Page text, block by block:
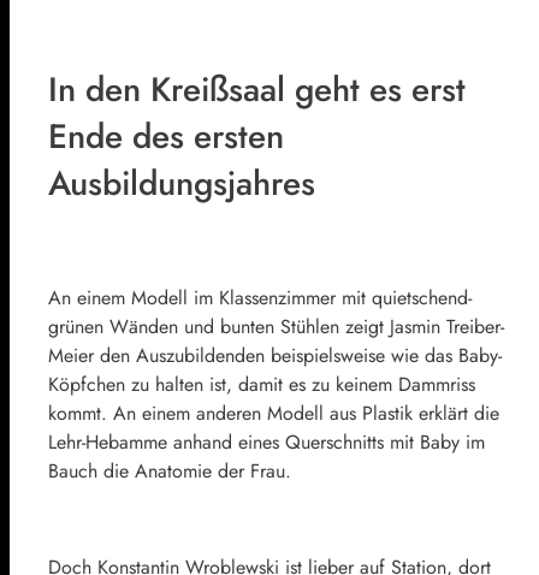
In den Kreißsaal geht es erst
Ende des ersten
Ausbildungsjahres
An einem Modell im Klassenzimmer mit quietschend-
grünen Wänden und bunten Stühlen zeigt Jasmin Treiber-
Meier den Auszubildenden beispielsweise wie das Baby-
Köpfchen zu halten ist, damit es zu keinem Dammriss
kommt. An einem anderen Modell aus Plastik erklärt die
Lehr-Hebamme anhand eines Querschnitts mit Baby im
Bauch die Anatomie der Frau.
Doch Konstantin Wroblewski ist lieber auf Station, dort